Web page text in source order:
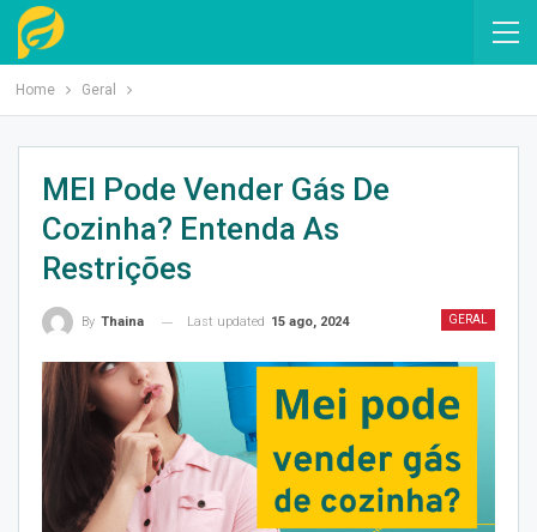
Home Geral
MEI Pode Vender Gás De
Cozinha? Entenda As
Restrições
GERAL
By Thaina Last updated 15 ago, 2024